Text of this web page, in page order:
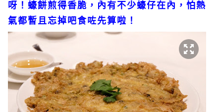
呀！蠔餅煎得香脆，內有不少蠔仔在內，怕熱
氣都暫且忘掉吧食咗先算啦！